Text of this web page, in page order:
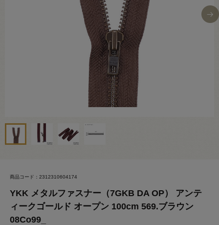
商品コード：2312310604174
YKK メタルファスナー（7GKB DA OP） アンテ
ィークゴールド オープン 100cm 569.ブラウン
08Co99_